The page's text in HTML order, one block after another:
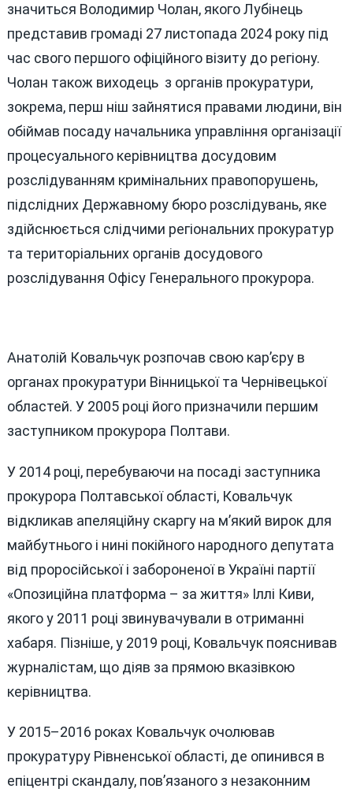
значиться Володимир Чолан, якого Лубінець
представив громаді 27 листопада 2024 року під
час свого першого офіційного візиту до регіону.
Чолан також виходець з органів прокуратури,
зокрема, перш ніш зайнятися правами людини, він
обіймав посаду начальника управління організації
процесуального керівництва досудовим
розслідуванням кримінальних правопорушень,
підслідних Державному бюро розслідувань, яке
здійснюється слідчими регіональних прокуратур
та територіальних органів досудового
розслідування Офісу Генерального прокурора.
Анатолій Ковальчук розпочав свою кар’єру в
органах прокуратури Вінницької та Чернівецької
областей. У 2005 році його призначили першим
заступником прокурора Полтави.
У 2014 році, перебуваючи на посаді заступника
прокурора Полтавської області, Ковальчук
відкликав апеляційну скаргу на м’який вирок для
майбутнього і нині покійного народного депутата
від проросійської і забороненої в Україні партії
«Опозиційна платформа – за життя» Іллі Киви,
якого у 2011 році звинувачували в отриманні
хабаря. Пізніше, у 2019 році, Ковальчук пояснивав
журналістам, що діяв за прямою вказівкою
керівництва.
У 2015–2016 роках Ковальчук очолював
прокуратуру Рівненської області, де опинився в
епіцентрі скандалу, пов’язаного з незаконним